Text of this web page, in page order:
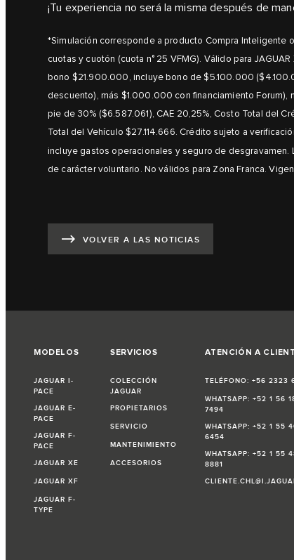
¡Tu experiencia no será la misma después de
*Simulación corresponde a producto Compra Inteligente
cuotas y cuotón (cuota n° 25 VFMG). Válido para
bono $21.900.000, incluye bono de $5.100.000
descuento), más $1.000.000 con financiamiento
pie de 30% ($6.587.061), CAE 20,25%, Costo Total del
Total del Vehículo $27.114.666. Crédito sujeto a
incluye gastos operacionales y seguro de
de carácter voluntario. No válidos para Zona Franca.
VOLVER A LAS NOTICIAS
MODELOS
JAGUAR I-
PACE
JAGUAR E-
PACE
JAGUAR F-
PACE
JAGUAR XE
JAGUAR XF
JAGUAR F-
TYPE
SERVICIOS
COLECCIÓN
JAGUAR
PROPIETARIOS
SERVICIO
MANTENIMIENTO
ACCESORIOS
ATENCIÓN A
TELÉFONO: +56 2323
WHATSAPP: +52 1 56
7494
WHATSAPP: +52 1 55
6454
WHATSAPP: +52 1 55
8881